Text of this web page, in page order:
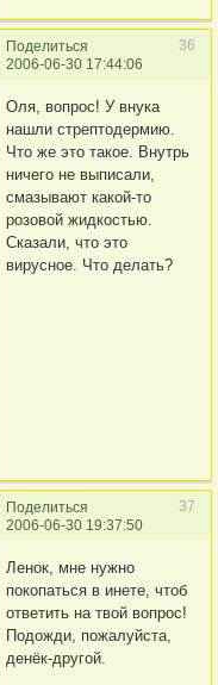
Поделиться
36
2006-06-30 17:44:06
Оля, вопрос! У внука
нашли стрептодермию.
Что же это такое. Внутрь
ничего не выписали,
смазывают какой-то
розовой жидкостью.
Сказали, что это
вирусное. Что делать?
Поделиться
37
2006-06-30 19:37:50
Ленок, мне нужно
покопаться в инете, чтоб
ответить на твой вопрос!
Подожди, пожалуйста,
денёк-другой.